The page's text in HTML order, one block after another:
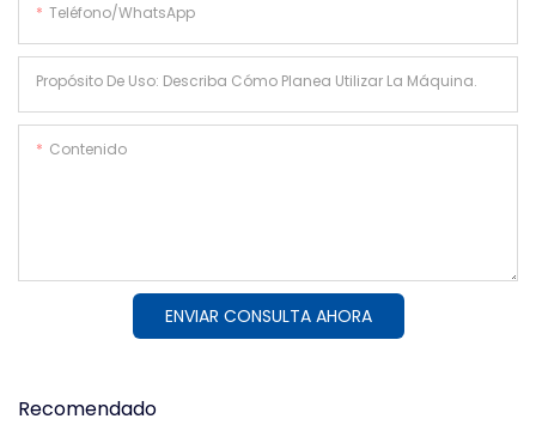
Teléfono/WhatsApp
Propósito De Uso: Describa Cómo Planea Utilizar La Máquina.
Contenido
ENVIAR CONSULTA AHORA
Recomendado